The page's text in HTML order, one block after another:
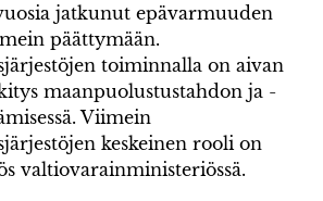
jatkunut epävarmuuden
päättymään.
toiminnalla on aivan
maanpuolustustahdon ja -
Viimein
keskeinen rooli on
valtiovarainministeriössä.